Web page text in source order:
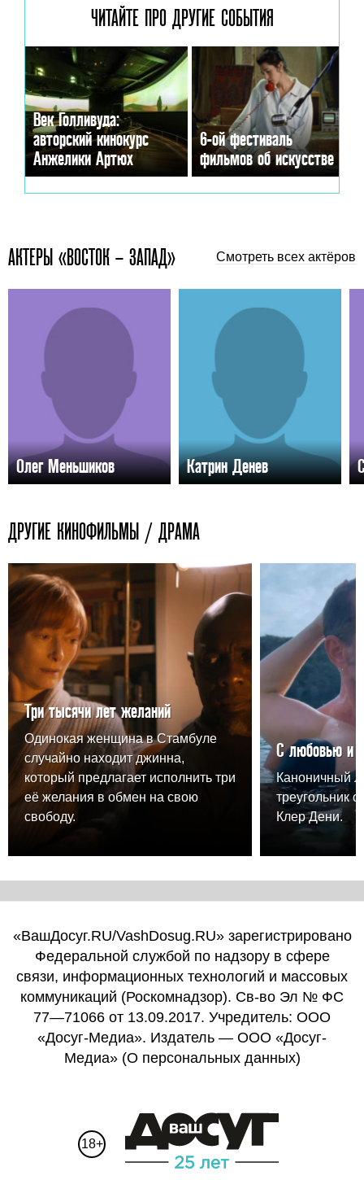
ЧИТАЙТЕ ПРО ДРУГИЕ СОБЫТИЯ
Век Голливуда:
авторский кинокурс
Анжелики Артюх
6-ой фестиваль
фильмов об искусстве
АКТЕРЫ «ВОСТОК – ЗАПАД» Смотреть всех актёров
Олег Меньшиков Катрин Денев
ДРУГИЕ КИНОФИЛЬМЫ / ДРАМА
Три тысячи лет желаний
Одинокая женщина в Стамбуле
случайно находит джинна,
который предлагает исполнить три
её желания в обмен на свою
свободу.
С любовью и
Каноничный
треугольник
Клер Дени.
«ВашДосуг.RU/VashDosug.RU» зарегистрировано
Федеральной службой по надзору в сфере
связи, информационных технологий и массовых
коммуникаций (Роскомнадзор). Св-во Эл № ФС
77—71066 от 13.09.2017. Учредитель: ООО
«Досуг-Медиа». Издатель — ООО «Досуг-
Медиа» (О персональных данных)
18+